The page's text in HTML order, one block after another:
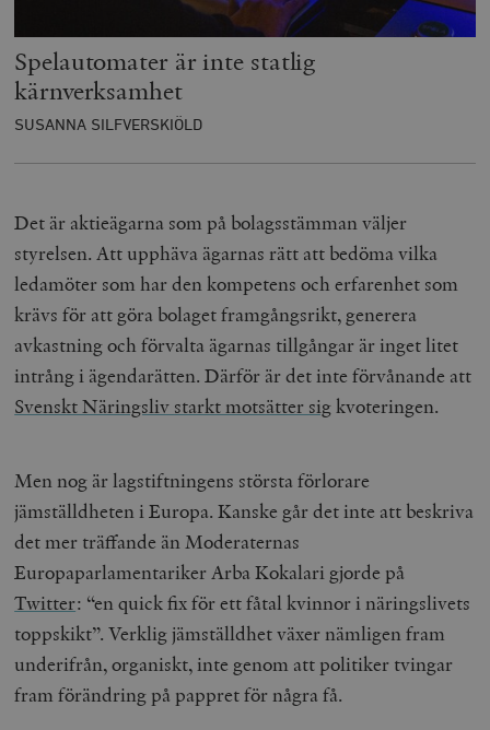
Spelautomater är inte statlig
kärnverksamhet
SUSANNA SILFVERSKIÖLD
Det är aktieägarna som på bolagsstämman väljer
styrelsen. Att upphäva ägarnas rätt att bedöma vilka
ledamöter som har den kompetens och erfarenhet som
krävs för att göra bolaget framgångsrikt, generera
avkastning och förvalta ägarnas tillgångar är inget litet
intrång i ägendarätten. Därför är det inte förvånande att
Svenskt Näringsliv starkt motsätter sigkvoteringen.
Men nog är lagstiftningens största förlorare
jämställdheten i Europa. Kanske går det inte att beskriva
det mer träffande än Moderaternas
Europaparlamentariker Arba Kokalari gjorde på
Twitter: “en quick fix för ett fåtal kvinnor i näringslivets
toppskikt”. Verklig jämställdhet växer nämligen fram
underifrån, organiskt, inte genom att politiker tvingar
fram förändring på pappret för några få.